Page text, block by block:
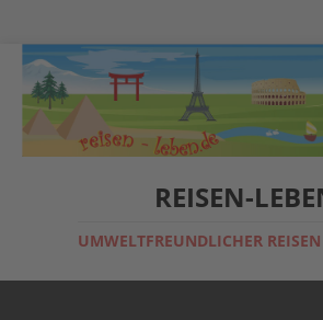
REISEN-
UMWELTFREUNDLICHER